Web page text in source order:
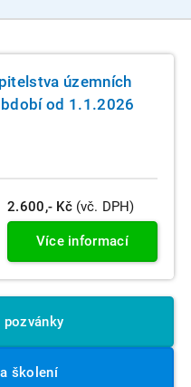
územních
od 1.1.2026
2.600,- Kč (vč. DPH)
Více informací
pozvánky
školení